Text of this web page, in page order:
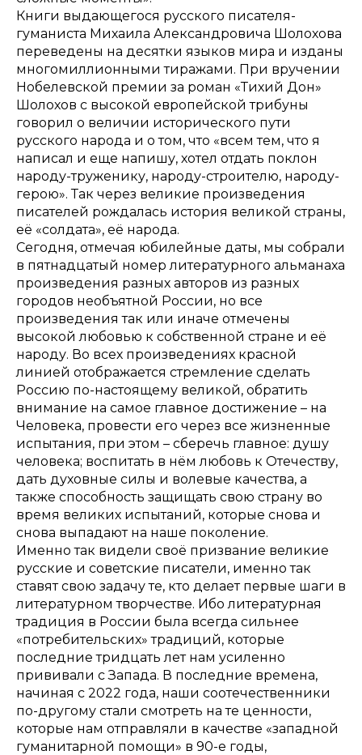
Книги выдающегося русского писателя-
гуманиста Михаила Александровича Шолохова
переведены на десятки языков мира и изданы
многомиллионными тиражами. При вручении
Нобелевской премии за роман «Тихий Дон»
Шолохов с высокой европейской трибуны
говорил о величии исторического пути
русского народа и о том, что «всем тем, что я
написал и еще напишу, хотел отдать поклон
народу-труженику, народу-строителю, народу-
герою». Так через великие произведения
писателей рождалась история великой страны,
её «солдата», её народа.
Сегодня, отмечая юбилейные даты, мы собрали
в пятнадцатый номер литературного альманаха
произведения разных авторов из разных
городов необъятной России, но все
произведения так или иначе отмечены
высокой любовью к собственной стране и её
народу. Во всех произведениях красной
линией отображается стремление сделать
Россию по-настоящему великой, обратить
внимание на самое главное достижение – на
Человека, провести его через все жизненные
испытания, при этом – сберечь главное: душу
человека; воспитать в нём любовь к Отечеству,
дать духовные силы и волевые качества, а
также способность защищать свою страну во
время великих испытаний, которые снова и
снова выпадают на наше поколение.
Именно так видели своё призвание великие
русские и советские писатели, именно так
ставят свою задачу те, кто делает первые шаги в
литературном творчестве. Ибо литературная
традиция в России была всегда сильнее
«потребительских» традиций, которые
последние тридцать лет нам усиленно
прививали с Запада. В последние времена,
начиная с 2022 года, наши соотечественники
по-другому стали смотреть на те ценности,
которые нам отправляли в качестве «западной
гуманитарной помощи» в 90-е годы,